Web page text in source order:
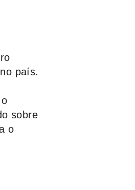
país.
sobre
o